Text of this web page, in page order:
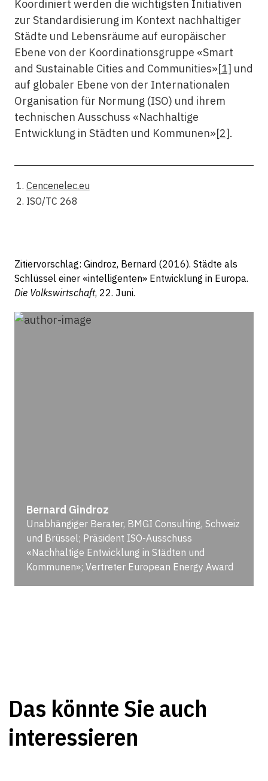
Koordiniert werden die wichtigsten Initiativen
zur Standardisierung im Kontext nachhaltiger
Städte und Lebensräume auf europäischer
Ebene von der Koordinationsgruppe «Smart
and Sustainable Cities and Communities»[1] und
auf globaler Ebene von der Internationalen
Organisation für Normung (ISO) und ihrem
technischen Ausschuss «Nachhaltige
Entwicklung in Städten und Kommunen»[2].
Cencenelec.eu
ISO/TC 268
Zitiervorschlag: Gindroz, Bernard (2016). Städte als
Schlüssel einer «intelligenten» Entwicklung in Europa.
Die Volkswirtschaft, 22. Juni.
Bernard Gindroz
Unabhängiger Berater, BMGI Consulting, Schweiz
und Brüssel; Präsident ISO-Ausschuss
«Nachhaltige Entwicklung in Städten und
Kommunen»; Vertreter European Energy Award
Das könnte Sie auch
interessieren